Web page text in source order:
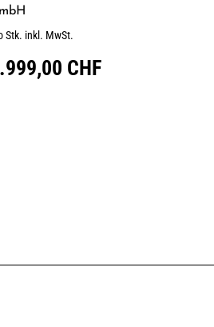
Stk. inkl. MwSt.
CHF